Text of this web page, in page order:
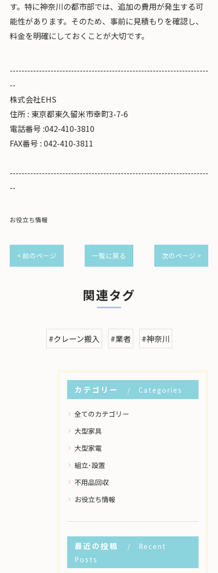
す。特に神奈川の都市部では、追加の費用が発生する可
能性があります。そのため、事前に見積もりを確認し、
料金を明確にしておくことが大切です。
--------------------------------------------------------------------
--
株式会社EHS
住所 : 東京都東久留米市幸町3-7-6
電話番号 :042-410-3810
FAX番号 : 042-410-3811
--------------------------------------------------------------------
--
お役立ち情報
< 前のページ 一覧に戻る 次のページ >
関連タグ
#クレーン搬入 #業者 #神奈川
カテゴリー Categories
全てのカテゴリー
大型家具
大型家電
組立･設置
不用品回収
お役立ち情報
最近の投稿
Recent
Posts